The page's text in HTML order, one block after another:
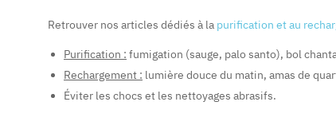
Retrouver nos articles dédiés à la purification et au
Purification : fumigation (sauge, palo santo), bol
Rechargement : lumière douce du matin, amas de
Éviter les chocs et les nettoyages abrasifs.